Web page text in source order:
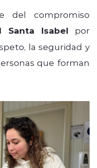
del compromiso
Santa Isabel por
la seguridad y
que forman